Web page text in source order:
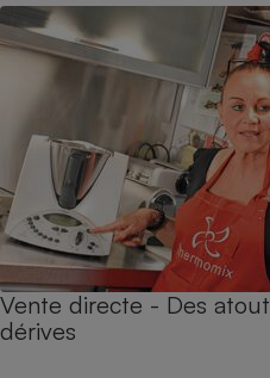
Vente directe - Des
dérives